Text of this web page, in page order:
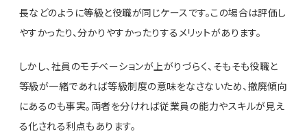
長などのように等級と役職が同じケースです。この場合は評価し
やすかったり、分かりやすかったりするメリットがあります。
しかし、社員のモチベーションが上がりづらく、そもそも役職と
等級が一緒であれば等級制度の意味をなさないため、撤廃傾向
にあるのも事実。両者を分ければ従業員の能力やスキルが見え
る化される利点もあります。